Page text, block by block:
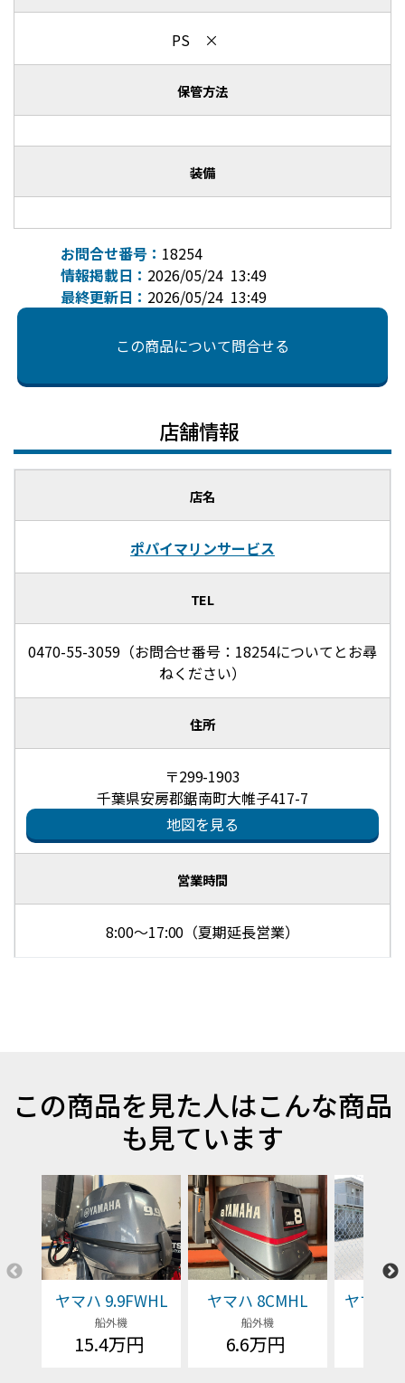
PS ×
保管方法
装備
お問合せ番号： 18254
情報掲載日： 2026/05/24 13:49
最終更新日： 2026/05/24 13:49
この商品について問合せる
店舗情報
店名
ポパイマリンサービス
TEL
0470-55-3059（お問合せ番号：18254についてとお尋
ねください）
住所
〒299-1903
千葉県安房郡鋸南町大帷子417-7
地図を見る
営業時間
8:00～17:00（夏期延長営業）
この商品を見た人はこんな商品
も見ています
ヤマハ 9.9FWHL
船外機
15.4万円
ヤマハ 8CMHL
船外機
6.6万円
ヤマハ